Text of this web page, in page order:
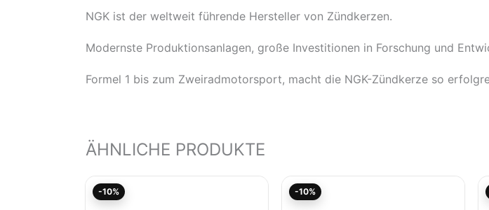
NGK ist der weltweit führende Hersteller von Zündkerzen.
Modernste Produktionsanlagen, große Investitionen in Forschung und
Formel 1 bis zum Zweiradmotorsport, macht die NGK-Zündkerze so
ÄHNLICHE PRODUKTE
-10% -10%